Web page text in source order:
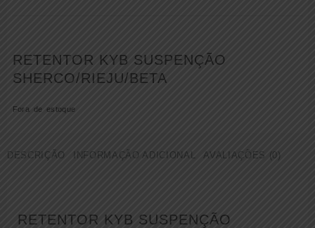
RETENTOR KYB SUSPENÇÃO
SHERCO/RIEJU/BETA
Fora de estoque
DESCRIÇÃO INFORMAÇÃO ADICIONAL AVALIAÇÕES (0)
RETENTOR KYB SUSPENÇÃO